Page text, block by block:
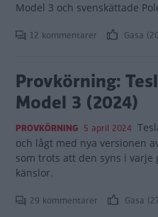
Model 3 och svenskättade
12 kommentarer Gasa
Provkörning:
Model 3 (2024)
PROVKÖRNING 5 april 2024
och lågt med nya versionen
som trots att den syns i
känslor.
29 kommentarer Gasa